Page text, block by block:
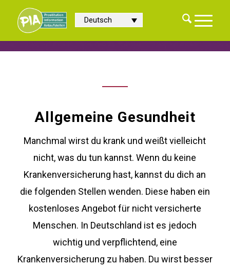
Deutsch
Allgemeine Gesundheit
Manchmal wirst du krank und weißt vielleicht
nicht, was du tun kannst. Wenn du keine
Krankenversicherung hast, kannst du dich an
die folgenden Stellen wenden. Diese haben ein
kostenloses Angebot für nicht versicherte
Menschen. In Deutschland ist es jedoch
wichtig und verpflichtend, eine
Krankenversicherung zu haben. Du wirst besser